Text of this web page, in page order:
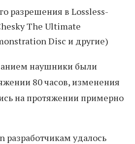
разрешения в Lossless-
The Ultimate
Disc и другие)
наушники были
80 часов, изменения
на протяжении примерно
разработчикам удалось